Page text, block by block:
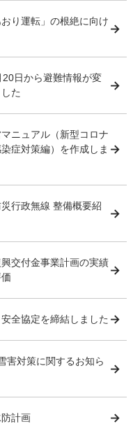
り運転」の根絶に向け
日から避難情報が変
た
ニュアル（新型コロナ
症対策編）を作成しま
行政無線 整備概要紹
交付金事業計画の実績
全協定を締結しました
害対策に関するお知ら
計画